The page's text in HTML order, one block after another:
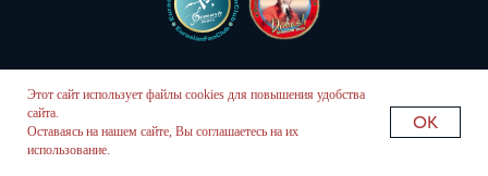
Этот сайт использует файлы cookies для повышения удобства
сайта.
Оставаясь на нашем сайте, Вы соглашаетесь на их
использование.
OK
© 2024 - EurasianFanClub